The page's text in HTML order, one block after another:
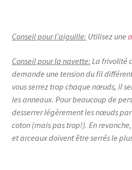
Conseil pour l’aiguille: Utilisez une
Conseil pour la navette: La frivolité
demande une tension du fil
vous serrez trop chaque nœuds, il
les anneaux. Pour beaucoup de
desserrer légèrement les nœuds
coton (mais pas trop!). En
et arceaux doivent être serrés le